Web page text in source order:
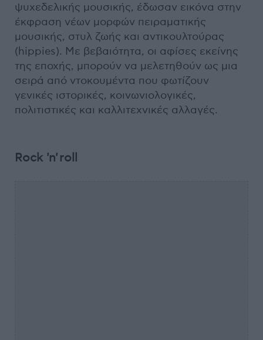
ψυχεδελικής μουσικής, έδωσαν εικόνα στην
έκφραση νέων μορφών πειραματικής
μουσικής, στυλ ζωής και αντικουλτούρας
(hippies). Με βεβαιότητα, οι αφίσες εκείνης
της εποχής, μπορούν να μελετηθούν ως μια
σειρά από ντοκουμέντα που φωτίζουν
γενικές ιστορικές, κοινωνιολογικές,
πολιτιστικές και καλλιτεχνικές αλλαγές.
Rock 'n' roll